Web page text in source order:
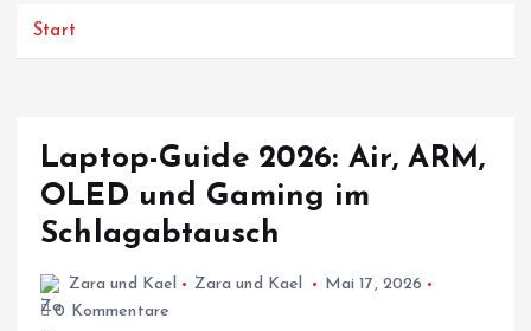
Start
Laptop-Guide 2026: Air, ARM,
OLED und Gaming im
Schlagabtausch
Zara und Kael Zara und Kael
Mai 17, 2026
0 Kommentare